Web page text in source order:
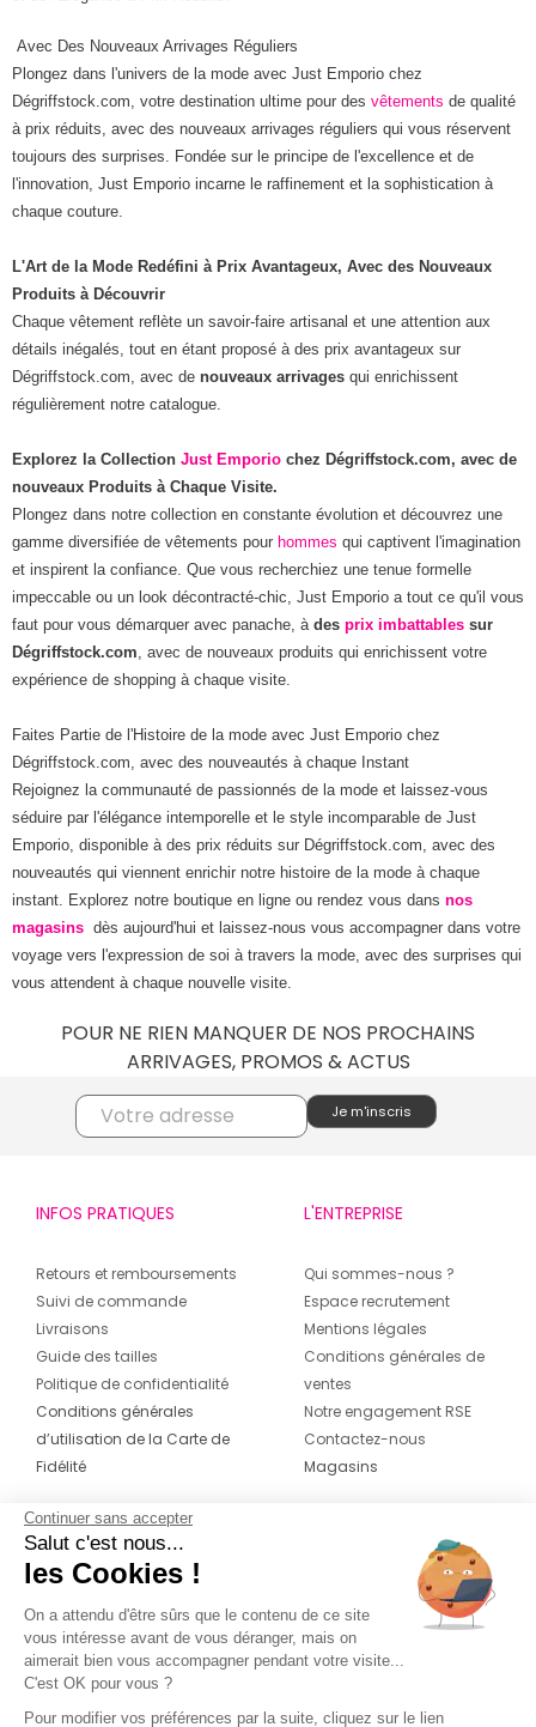
Avec Des Nouveaux Arrivages Réguliers
Plongez dans l'univers de la mode avec Just Emporio chez
Dégriffstock.com, votre destination ultime pour des vêtements de qualité
à prix réduits, avec des nouveaux arrivages réguliers qui vous réservent
toujours des surprises. Fondée sur le principe de l'excellence et de
l'innovation, Just Emporio incarne le raffinement et la sophistication à
chaque couture.
L'Art de la Mode Redéfini à Prix Avantageux, Avec des Nouveaux
Produits à Découvrir
Chaque vêtement reflète un savoir-faire artisanal et une attention aux
détails inégalés, tout en étant proposé à des prix avantageux sur
Dégriffstock.com, avec de nouveaux arrivages qui enrichissent
régulièrement notre catalogue.
Explorez la Collection Just Emporio chez Dégriffstock.com, avec de
nouveaux Produits à Chaque Visite.
Plongez dans notre collection en constante évolution et découvrez une
gamme diversifiée de vêtements pour hommes qui captivent l'imagination
et inspirent la confiance. Que vous recherchiez une tenue formelle
impeccable ou un look décontracté-chic, Just Emporio a tout ce qu'il vous
faut pour vous démarquer avec panache, à des prix imbattables sur
Dégriffstock.com , avec de nouveaux produits qui enrichissent votre
expérience de shopping à chaque visite.
Faites Partie de l'Histoire de la mode avec Just Emporio chez
Dégriffstock.com, avec des nouveautés à chaque Instant
Rejoignez la communauté de passionnés de la mode et laissez-vous
séduire par l'élégance intemporelle et le style incomparable de Just
Emporio, disponible à des prix réduits sur Dégriffstock.com, avec des
nouveautés qui viennent enrichir notre histoire de la mode à chaque
instant. Explorez notre boutique en ligne ou rendez vous dans nos
magasins dès aujourd'hui et laissez-nous vous accompagner dans votre
voyage vers l'expression de soi à travers la mode, avec des surprises qui
vous attendent à chaque nouvelle visite.
POUR NE RIEN MANQUER DE NOS PROCHAINS
ARRIVAGES, PROMOS & ACTUS
INFOS PRATIQUES
Retours et remboursements
Suivi de commande
Livraisons
Guide des tailles
Politique de confidentialité
Conditions générales
d’utilisation de la Carte de
Fidélité
L'ENTREPRISE
Qui sommes-nous ?
Espace recrutement
Mentions légales
Conditions générales de
ventes
Notre engagement RSE
Contactez-nous
Magasins
CONTACT
04 42 20 78 42
Du lundi au jeudi de 8h30 à 16h30 & le
vendredi de 8h30 à 15h30
Continuer sans accepter
Salut c'est nous...
les Cookies !
On a attendu d'être sûrs que le contenu de ce site
vous intéresse avant de vous déranger, mais on
aimerait bien vous accompagner pendant votre visite...
C'est OK pour vous ?
Pour modifier vos préférences par la suite, cliquez sur le lien